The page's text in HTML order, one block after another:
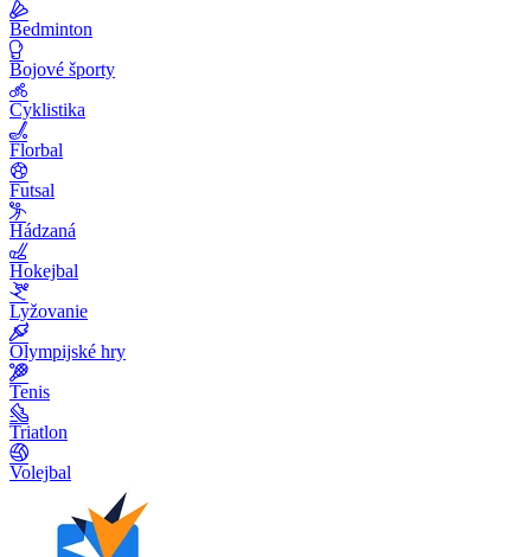
Bedminton
Bojové športy
Cyklistika
Florbal
Futsal
Hádzaná
Hokejbal
Lyžovanie
Olympijské hry
Tenis
Triatlon
Volejbal